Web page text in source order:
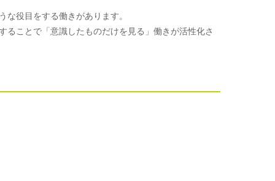
役目をする働きがあります。
ことで「意識したものだけを見る」働きが活性化さ